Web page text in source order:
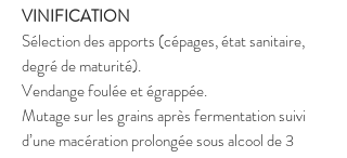
VINIFICATION
Sélection des apports (cépages, état sanitaire,
degré de maturité).
Vendange foulée et égrappée.
Mutage sur les grains après fermentation suivi
d’une macération prolongée sous alcool de 3